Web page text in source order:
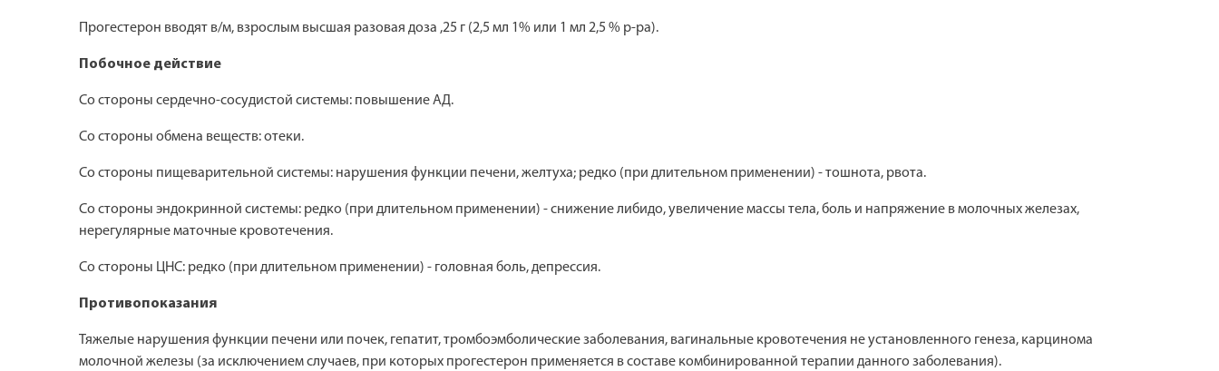
Прогестерон вводят в/м, взрослым высшая разовая доза ,25 г (2,5 мл 1% или 1 мл 2,5 % р-ра).
Побочное действие
Со стороны сердечно-сосудистой системы: повышение АД.
Со стороны обмена веществ: отеки.
Со стороны пищеварительной системы: нарушения функции печени, желтуха; редко (при длительном применении) - тошнота, рвота.
Со стороны эндокринной системы: редко (при длительном применении) - снижение либидо, увеличение массы тела, боль и напряжение в молочных железах,
нерегулярные маточные кровотечения.
Со стороны ЦНС: редко (при длительном применении) - головная боль, депрессия.
Противопоказания
Тяжелые нарушения функции печени или почек, гепатит, тромбоэмболические заболевания, вагинальные кровотечения не установленного генеза, карцинома
молочной железы (за исключением случаев, при которых прогестерон применяется в составе комбинированной терапии данного заболевания).